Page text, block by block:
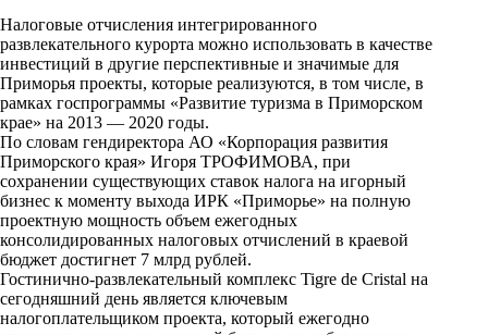
Налоговые отчисления интегрированного
развлекательного курорта можно использовать в качестве
инвестиций в другие перспективные и значимые для
Приморья проекты, которые реализуются, в том числе, в
рамках госпрограммы «Развитие туризма в Приморском
крае» на 2013 — 2020 годы.
По словам гендиректора АО «Корпорация развития
Приморского края» Игоря ТРОФИМОВА, при
сохранении существующих ставок налога на игорный
бизнес к моменту выхода ИРК «Приморье» на полную
проектную мощность объем ежегодных
консолидированных налоговых отчислений в краевой
бюджет достигнет 7 млрд рублей.
Гостинично-развлекательный комплекс Tigre de Cristal на
сегодняшний день является ключевым
налогоплательщиком проекта, который ежегодно